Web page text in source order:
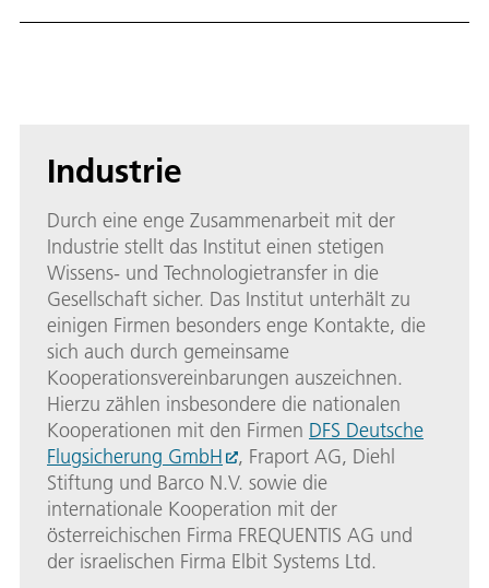
Industrie
Durch eine enge Zusammenarbeit mit der
Industrie stellt das Institut einen stetigen
Wissens- und Technologietransfer in die
Gesellschaft sicher. Das Institut unterhält zu
einigen Firmen besonders enge Kontakte, die
sich auch durch gemeinsame
Kooperationsvereinbarungen auszeichnen.
Hierzu zählen insbesondere die nationalen
Kooperationen mit den Firmen DFS Deutsche
Flugsicherung GmbH
, Fraport AG, Diehl
Stiftung und Barco N.V. sowie die
internationale Kooperation mit der
österreichischen Firma FREQUENTIS AG und
der israelischen Firma Elbit Systems Ltd.